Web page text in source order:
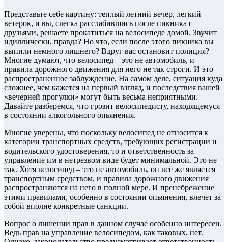
Представьте себе картину: теплый летний вечер, легкий
ветерок, и вы, слегка расслабившись после пикника с
друзьями, решаете прокатиться на велосипеде домой. Звучит
идиллически, правда? Но что, если после этого пикника вы
выпили немного лишнего? Вдруг вас остановит полиция?
Многие думают, что велосипед – это не автомобиль, и
правила дорожного движения для него не так строги. И это –
распространенное заблуждение. На самом деле, ситуация куда
сложнее, чем кажется на первый взгляд, и последствия вашей
«вечерней прогулки» могут быть весьма неприятными.
Давайте разберемся, что грозит велосипедисту, находящемуся
в состоянии алкогольного опьянения.
Многие уверены, что поскольку велосипед не относится к
категории транспортных средств, требующих регистрации и
водительского удостоверения, то и ответственность за
управление им в нетрезвом виде будет минимальной. Это не
так. Хотя велосипед – это не автомобиль, он всё же является
транспортным средством, и правила дорожного движения
распространяются на него в полной мере. И пренебрежение
этими правилами, особенно в состоянии опьянения, влечет за
собой вполне конкретные санкции.
Вопрос о лишении прав в данном случае особенно интересен.
Ведь прав на управление велосипедом, как таковых, нет.